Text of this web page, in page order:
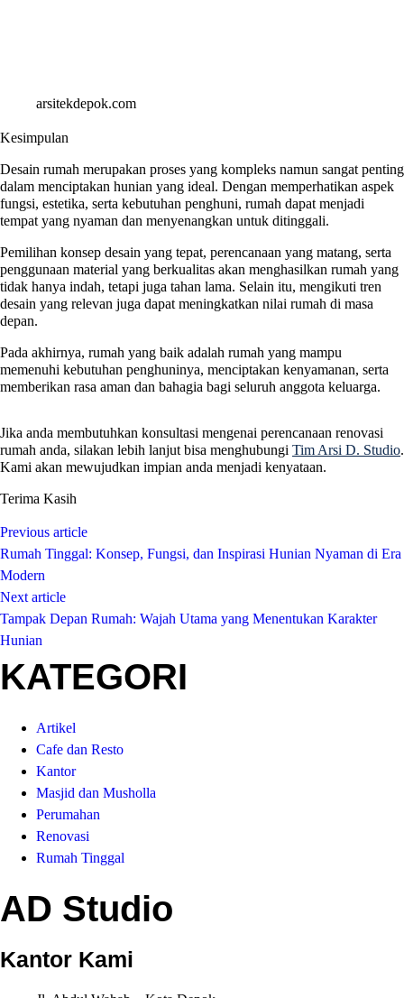
arsitekdepok.com
Kesimpulan
Desain rumah merupakan proses yang kompleks namun sangat penting
dalam menciptakan hunian yang ideal. Dengan memperhatikan aspek
fungsi, estetika, serta kebutuhan penghuni, rumah dapat menjadi
tempat yang nyaman dan menyenangkan untuk ditinggali.
Pemilihan konsep desain yang tepat, perencanaan yang matang, serta
penggunaan material yang berkualitas akan menghasilkan rumah yang
tidak hanya indah, tetapi juga tahan lama. Selain itu, mengikuti tren
desain yang relevan juga dapat meningkatkan nilai rumah di masa
depan.
Pada akhirnya, rumah yang baik adalah rumah yang mampu
memenuhi kebutuhan penghuninya, menciptakan kenyamanan, serta
memberikan rasa aman dan bahagia bagi seluruh anggota keluarga.
Jika anda membutuhkan konsultasi mengenai perencanaan renovasi
rumah anda, silakan lebih lanjut bisa menghubungi Tim Arsi D. Studio.
Kami akan mewujudkan impian anda menjadi kenyataan.
Terima Kasih
Previous article
Rumah Tinggal: Konsep, Fungsi, dan Inspirasi Hunian Nyaman di Era
Modern
Next article
Tampak Depan Rumah: Wajah Utama yang Menentukan Karakter
Hunian
KATEGORI
Artikel
Cafe dan Resto
Kantor
Masjid dan Musholla
Perumahan
Renovasi
Rumah Tinggal
AD Studio
Kantor Kami